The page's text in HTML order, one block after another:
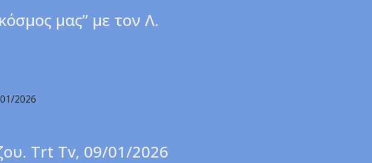
μας” με τον Λ.
2026
Trt Tv, 09/01/2026